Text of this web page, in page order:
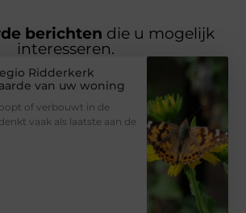
berichten die u mogelijk
interesseren.
Ridderkerk
van uw woning
of verbouwt in de
vaak als laatste aan de